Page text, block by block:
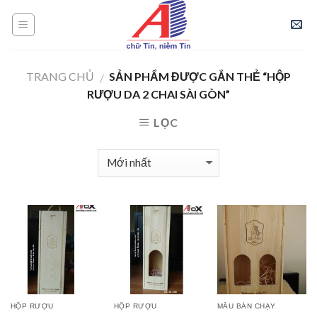
TRANG CHỦ / SẢN PHẨM ĐƯỢC GẮN THẺ “HỘP
RƯỢU DA 2 CHAI SÀI GÒN”
LỌC
HỘP RƯỢU HỘP RƯỢU MẪU BÁN CHẠY